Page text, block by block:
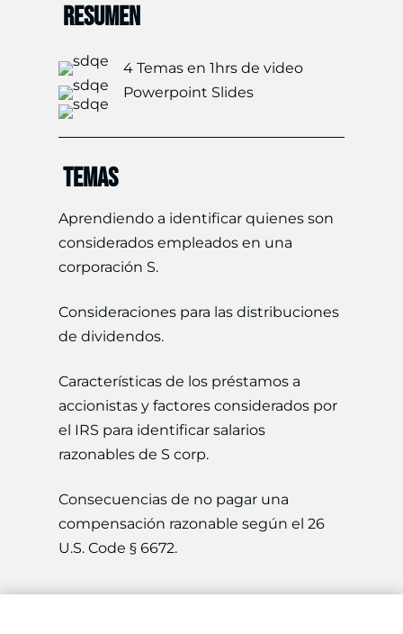
RESUMEN
4 Temas en 1hrs de video
Powerpoint Slides
TEMAS
Aprendiendo a identificar quienes son
considerados empleados en una
corporación S.
Consideraciones para las distribuciones
de dividendos.
Características de los préstamos a
accionistas y factores considerados por
el IRS para identificar salarios
razonables de S corp.
Consecuencias de no pagar una
compensación razonable según el 26
U.S. Code § 6672.